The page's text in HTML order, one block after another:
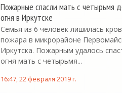
Пожарные спасли мать с четырьмя
огня в Иркутске
Семья из 6 человек лишилась
пожара в микрорайоне
Иркутска. Пожарным удалось
огня мать с четырьмя...
16:47, 22 февраля 2019 г.